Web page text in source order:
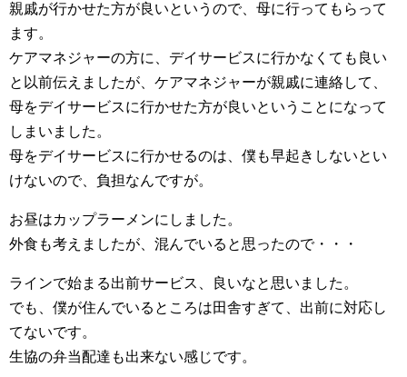
親戚が行かせた方が良いというので、母に行ってもらって
ます。
ケアマネジャーの方に、デイサービスに行かなくても良い
と以前伝えましたが、ケアマネジャーが親戚に連絡して、
母をデイサービスに行かせた方が良いということになって
しまいました。
母をデイサービスに行かせるのは、僕も早起きしないとい
けないので、負担なんですが。
お昼はカップラーメンにしました。
外食も考えましたが、混んでいると思ったので・・・
ラインで始まる出前サービス、良いなと思いました。
でも、僕が住んでいるところは田舎すぎて、出前に対応し
てないです。
生協の弁当配達も出来ない感じです。